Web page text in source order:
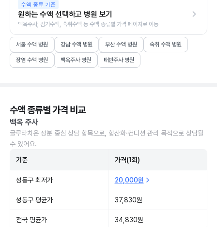
수액 종류 기준
원하는 수액 선택하고 병원 보기
백옥주사, 감기수액, 숙취수액 등 수액 종류별 가격 페이지로 이동
서울 수액 병원 강남 수액 병원 부산 수액 병원 숙취 수액 병원
장염 수액 병원 백옥주사 병원 태반주사 병원
수액 종류별 가격 비교
백옥 주사
글루타치온 성분 중심 상담 항목으로, 항산화·컨디션 관리 목적으로 상담될
수 있어요.
기준 가격(1회)
성동구 최저가 20,000원
성동구 평균가 37,830원
전국 평균가 34,830원